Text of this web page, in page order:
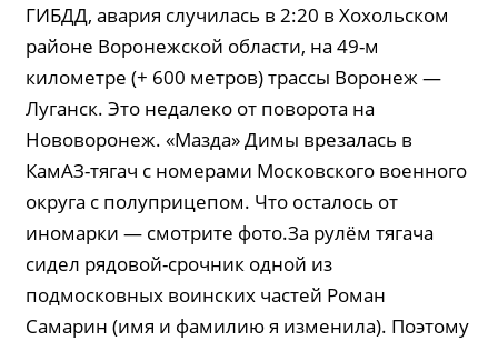
ГИБДД, авария случилась в 2:20 в Хохольском
районе Воронежской области, на 49-м
километре (+ 600 метров) трассы Воронеж —
Луганск. Это недалеко от поворота на
Нововоронеж. «Мазда» Димы врезалась в
КамАЗ-тягач с номерами Московского военного
округа с полуприцепом. Что осталось от
иномарки — смотрите фото.За рулём тягача
сидел рядовой-срочник одной из
подмосковных воинских частей Роман
Самарин (имя и фамилию я изменила). Поэтому